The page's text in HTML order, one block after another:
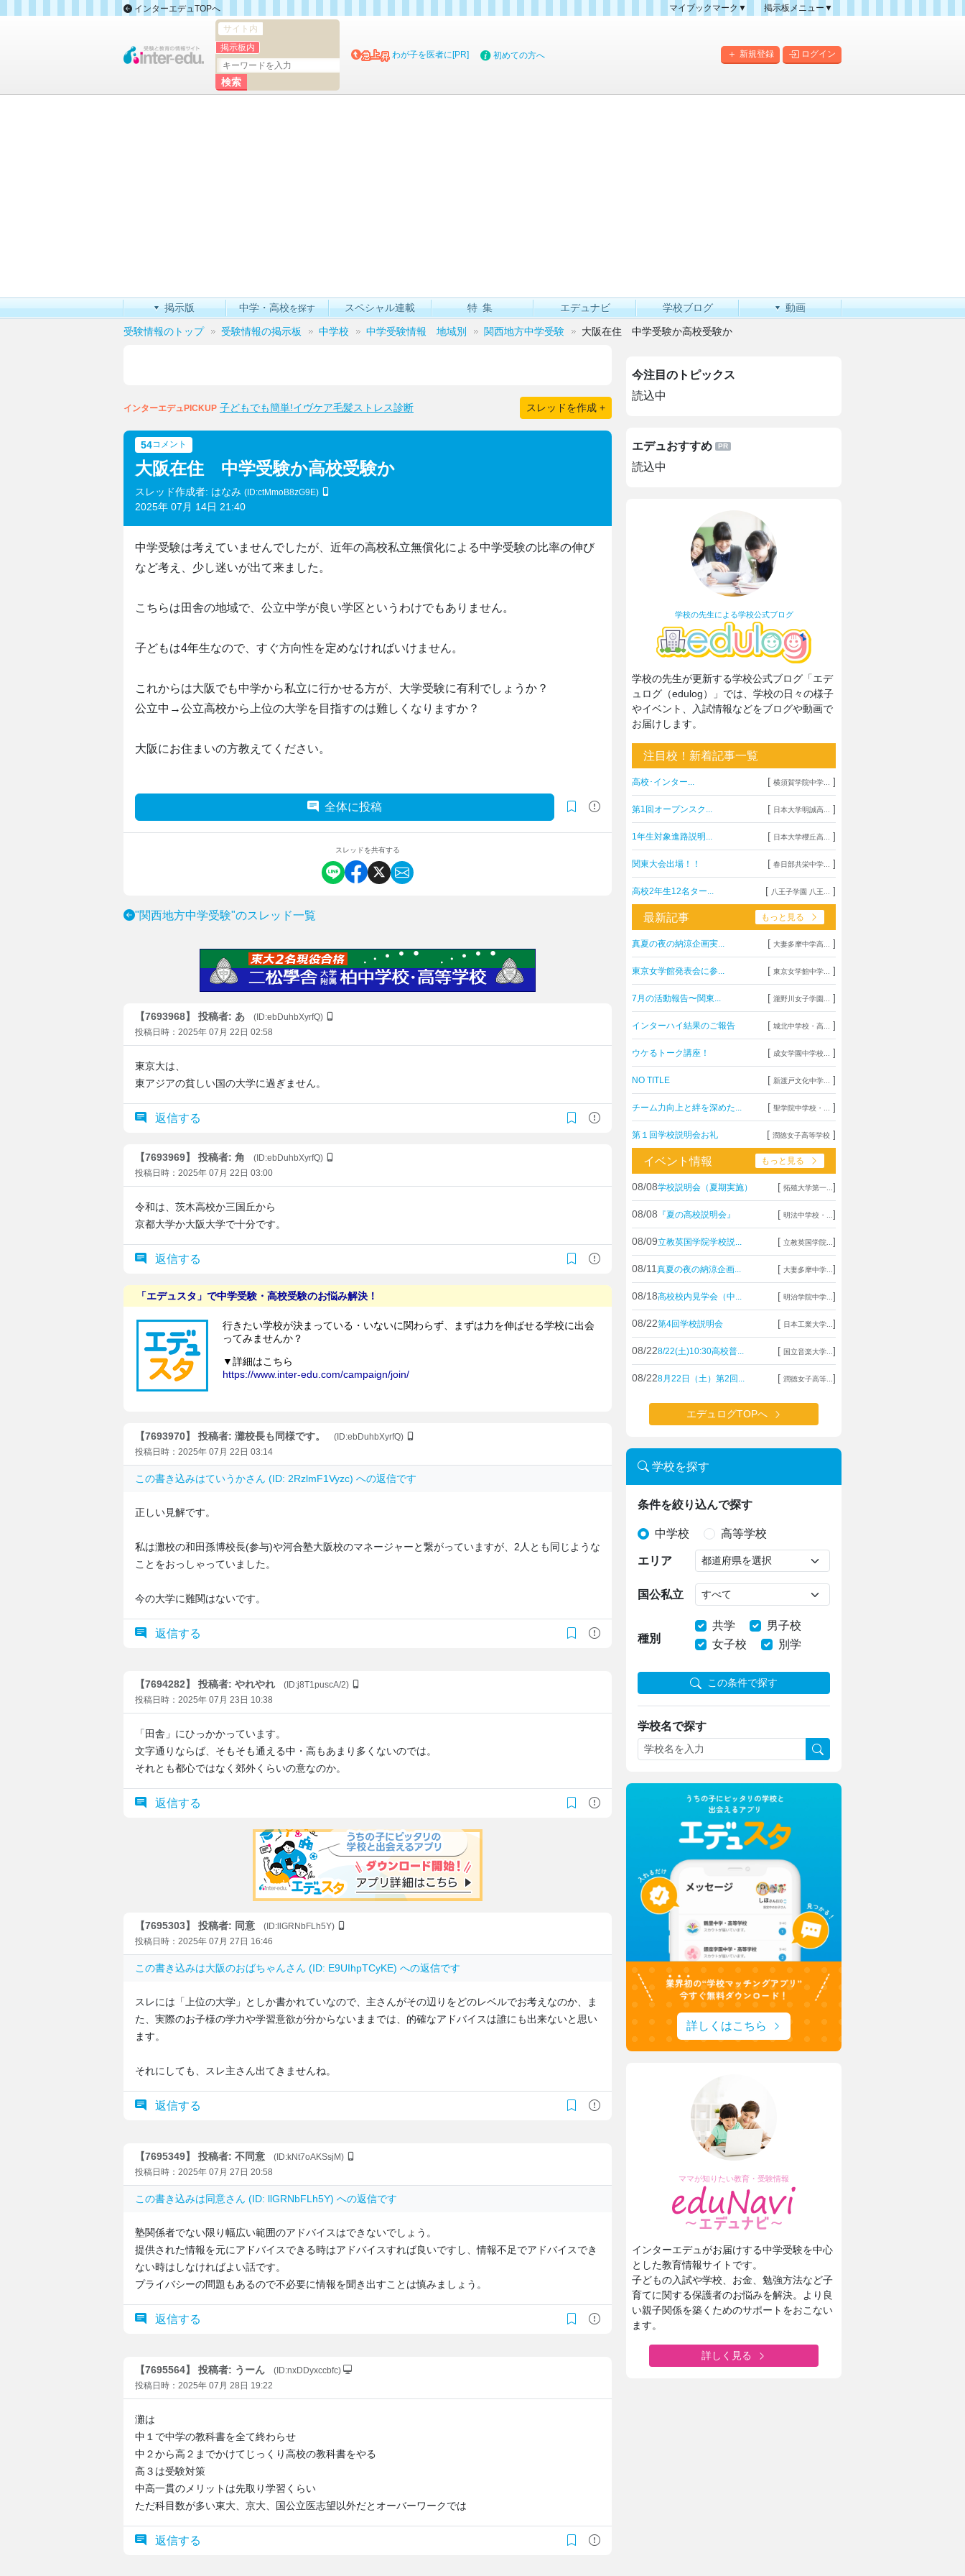
インターエデュTOPへ
マイブックマーク▼
掲示板メニュー▼
掲示板マップ
新規登録 ログイン
サイト内
掲示板内
わが子を医者に[PR] 初めての方へ
掲示版 中学・高校を探す スペシャル連載 特集 エデュナビ 学校ブログ 動画
受験情報のトップ 受験情報の掲示板 中学校 中学受験情報 地域別 関西地方中学受験 大阪在住 中学受験か高校受験か
インターエデュPICKUP 子どもでも簡単!イヴケア毛髪ストレス診断 スレッドを作成 +
54コメント
大阪在住 中学受験か高校受験か
スレッド作成者: はなみ (ID:ctMmoB8zG9E)
2025年 07月 14日 21:40
中学受験は考えていませんでしたが、近年の高校私立無償化による中学受験の比率の伸び
など考え、少し迷いが出て来ました。
こちらは田舎の地域で、公立中学が良い学区というわけでもありません。
子どもは4年生なので、すぐ方向性を定めなければいけません。
これからは大阪でも中学から私立に行かせる方が、大学受験に有利でしょうか？
公立中→公立高校から上位の大学を目指すのは難しくなりますか？
大阪にお住まいの方教えてください。
全体に投稿
スレッドを共有する
"関西地方中学受験"のスレッド一覧
【7693968】 投稿者: あ
(ID:ebDuhbXyrfQ)
投稿日時：2025年 07月 22日 02:58
東京大は、
東アジアの貧しい国の大学に過ぎません。
返信する
【7693969】 投稿者: 角
(ID:ebDuhbXyrfQ)
投稿日時：2025年 07月 22日 03:00
令和は、茨木高校か三国丘から
京都大学か大阪大学で十分です。
返信する
【7693970】 投稿者: 灘校長も同様です。
(ID:ebDuhbXyrfQ)
投稿日時：2025年 07月 22日 03:14
この書き込みはていうかさん (ID: 2RzlmF1Vyzc) への返信です
正しい見解です。
私は灘校の和田孫博校長(参与)や河合塾大阪校のマネージャーと繋がっていますが、2人とも同じような
ことをおっしゃっていました。
今の大学に難関はないです。
返信する
【7694282】 投稿者: やれやれ
(ID:j8T1puscA/2)
投稿日時：2025年 07月 23日 10:38
「田舎」にひっかかっています。
文字通りならば、そもそも通える中・高もあまり多くないのでは。
それとも都心ではなく郊外くらいの意なのか。
返信する
【7695303】 投稿者: 同意
(ID:llGRNbFLh5Y)
投稿日時：2025年 07月 27日 16:46
この書き込みは大阪のおばちゃんさん (ID: E9UIhpTCyKE) への返信です
スレには「上位の大学」としか書かれていなので、主さんがその辺りをどのレベルでお考えなのか、ま
た、実際のお子様の学力や学習意欲が分からないままでは、的確なアドバイスは誰にも出来ないと思い
ます。
それにしても、スレ主さん出てきませんね。
返信する
【7695349】 投稿者: 不同意
(ID:kNt7oAKSsjM)
投稿日時：2025年 07月 27日 20:58
この書き込みは同意さん (ID: llGRNbFLh5Y) への返信です
塾関係者でない限り幅広い範囲のアドバイスはできないでしょう。
提供された情報を元にアドバイスできる時はアドバイスすれば良いですし、情報不足でアドバイスでき
ない時はしなければよい話です。
プライバシーの問題もあるので不必要に情報を聞き出すことは慎みましょう。
返信する
【7695564】 投稿者: うーん
(ID:nxDDyxccbfc)
投稿日時：2025年 07月 28日 19:22
灘は
中１で中学の教科書を全て終わらせ
中２から高２までかけてじっくり高校の教科書をやる
高３は受験対策
中高一貫のメリットは先取り学習くらい
ただ科目数が多い東大、京大、国公立医志望以外だとオーバーワークでは
返信する
今注目のトピックス
読込中
エデュおすすめ
読込中
学校の先生による学校公式ブログ
学校の先生が更新する学校公式ブログ「エデ
ュログ（edulog）」では、学校の日々の様子
やイベント、入試情報などをブログや動画で
お届けします。
注目校！新着記事一覧
高校･インター... [ 横須賀学院中学... ]
第1回オープンスク... [ 日本大学明誠高... ]
1年生対象進路説明... [ 日本大学櫻丘高... ]
関東大会出場！！ [ 春日部共栄中学... ]
高校2年生12名ター... [ 八王子学園 八王... ]
最新記事 もっと見る
真夏の夜の納涼企画実... [ 大妻多摩中学高... ]
東京女学館発表会に参... [ 東京女学館中学... ]
7月の活動報告〜関東... [ 瀧野川女子学園... ]
インターハイ結果のご報告 [ 城北中学校・高... ]
ウケるトーク講座！ [ 成女学園中学校... ]
NO TITLE [ 新渡戸文化中学... ]
チーム力向上と絆を深めた... [ 聖学院中学校・... ]
第１回学校説明会お礼 [ 潤徳女子高等学校 ]
イベント情報 もっと見る
08/08学校説明会（夏期実施） [ 拓殖大学第一... ]
08/08 『夏の高校説明会』 [ 明法中学校・... ]
08/09立教英国学院学校説... [ 立教英国学院... ]
08/11 真夏の夜の納涼企画... [ 大妻多摩中学... ]
08/18高校校内見学会（中... [ 明治学院中学... ]
08/22第4回学校説明会 [ 日本工業大学... ]
08/228/22(土)10:30高校普... [ 国立音楽大学... ]
08/228月22日（土）第2回... [ 潤徳女子高等... ]
エデュログTOPへ
学校を探す
条件を絞り込んで探す
中学校 高等学校
エリア
国公私立
種別
共学
男子校
女子校
別学
この条件で探す
学校名で探す
詳しくはこちら
ママが知りたい教育・受験情報
インターエデュがお届けする中学受験を中心
とした教育情報サイトです。
子どもの入試や学校、お金、勉強方法など子
育てに関する保護者のお悩みを解決。より良
い親子関係を築くためのサポートをおこない
ます。
詳しく見る